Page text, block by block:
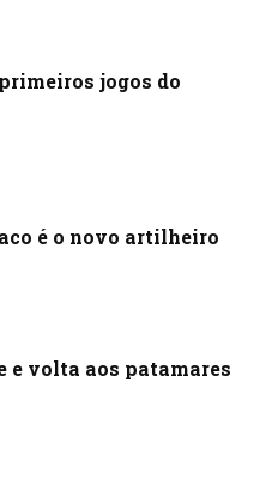
jogos do
é o novo artilheiro
e volta aos patamares